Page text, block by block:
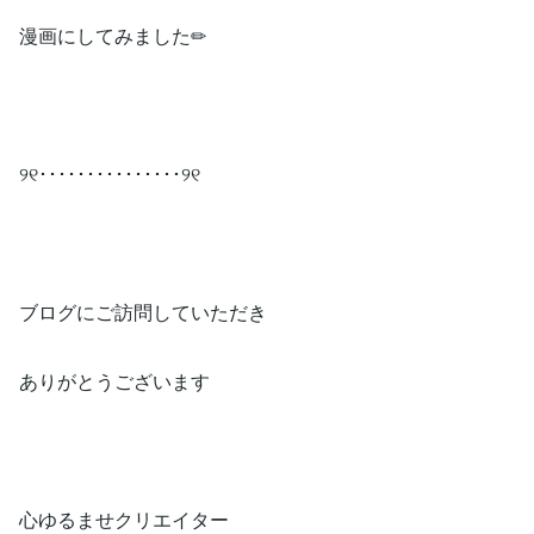
漫画にしてみました✏
୨୧･･･････････････୨୧
ブログにご訪問していただき
ありがとうございます
心ゆるませクリエイター